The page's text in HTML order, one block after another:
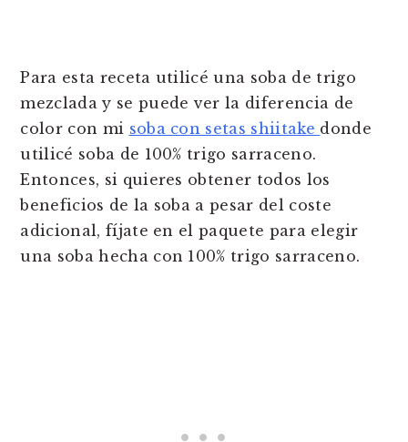
Para esta receta utilicé una soba de trigo
mezclada y se puede ver la diferencia de
color con mi soba con setas shiitake donde
utilicé soba de 100% trigo sarraceno.
Entonces, si quieres obtener todos los
beneficios de la soba a pesar del coste
adicional, fíjate en el paquete para elegir
una soba hecha con 100% trigo sarraceno.